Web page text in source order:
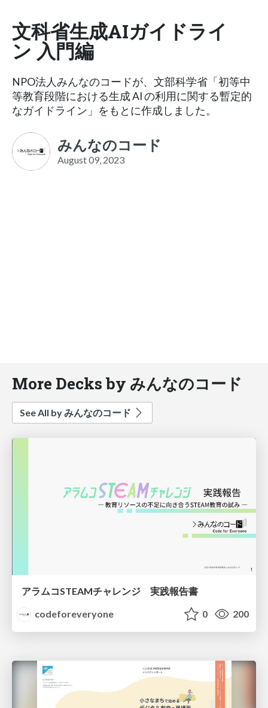
文科省生成AIガイドライ
ン 入門編
NPO法人みんなのコードが、文部科学省「初等中
等教育段階における生成 AI の利用に関する暫定的
なガイドライン」をもとに作成しました。
みんなのコード
August 09, 2023
More Decks by みんなのコード
See All by みんなのコード
アラムコSTEAMチャレンジ 実践報告書
codeforeveryone
0 200